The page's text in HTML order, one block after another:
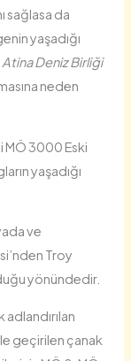
sağlasa da
yaşadığı
Deniz Birliği
neden
MÖ 3000 Eski
yaşadığı
ve
Troy
yönündedir.
geçirilen çanak